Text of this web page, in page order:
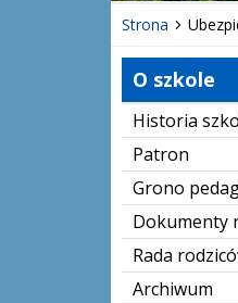
Strona
O szkole
Historia
Patron
Grono
Dokumenty
Rada
Archiwum